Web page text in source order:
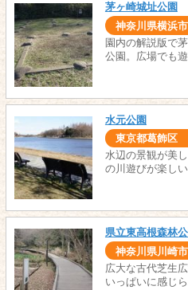
茅ヶ崎城址公園
神奈川県横浜市
園内の解説版で
公園。広場でも
水元公園
東京都葛飾区
水辺の景観が美
の川遊びが楽しい
県立東高根森林
神奈川県川崎市
広大な古代芝生
いっぱいに感じ